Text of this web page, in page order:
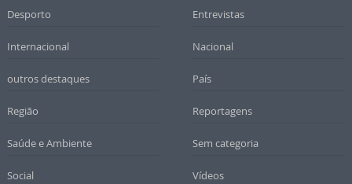
Desporto Entrevistas
Internacional Nacional
outros destaques País
Região Reportagens
Saúde e Ambiente Sem categoria
Social Vídeos